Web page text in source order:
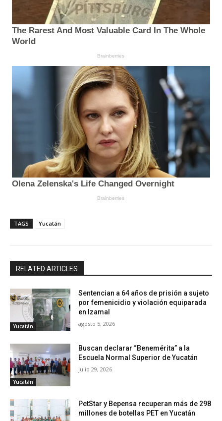
TAGS Yucatán
RELATED ARTICLES
Yucatán
Sentencian a 64 años de prisión a sujeto
por femenicidio y violación equiparada
en Izamal
agosto 5, 2026
Yucatán
Buscan declarar “Benemérita” a la
Escuela Normal Superior de Yucatán
julio 29, 2026
PetStar y Bepensa recuperan más de 298
millones de botellas PET en Yucatán